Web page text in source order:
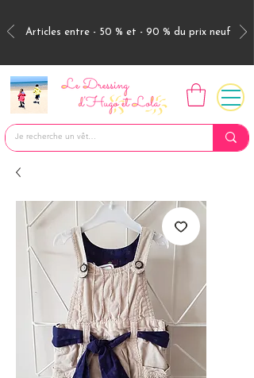
Articles entre - 50 % et - 90 % du prix neuf